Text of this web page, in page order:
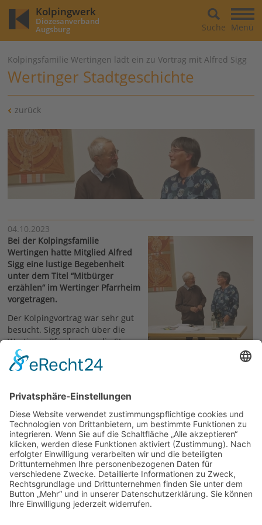
Kolpingwerk
Diözesanverband
Augsburg Menü
Suche
Kolpingsfamilie Wertingen lädt ein zu Vortrag mit Alfred Sigg
Wertinger Stadtgeschichte
zurück
04.10.2023
Bei der Kolpingsfamilie
Wertingen hatte Mitglied Alfred
Sigg eine lustige Begebenheit
unter dem Titel “Mitbürger
erzählen“ im Wertinger Pfarrheim
vorgetragen.
Der Kolpingvortrag war sehr gut
besucht. Sigg sprach über die
Wertinger Pfarrherren, die St.
Martinskirche und blickte auch
auf das kommende
Vorsitzende der Kolpingsfamilie,
Frau Angelika Munz dankte dem
Referenten für den interessanten Vortrag.
04.10.2023
zurück